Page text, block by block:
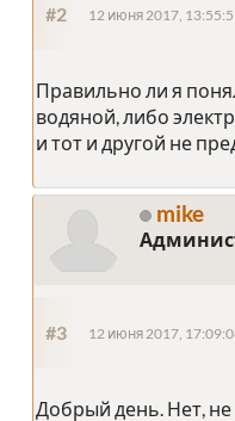
#2 12 июня 2017,
Правильно ли я
водяной, либо
и тот и другой не
mike
#3 12 июня 2017,
Добрый день. Нет,